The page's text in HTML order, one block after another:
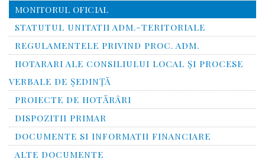
MONITORUL OFICIAL
STATUTUL UNITATII ADM.-TERITORIALE
REGULAMENTELE PRIVIND PROC. ADM.
HOTARARI ALE CONSILIULUI LOCAL ȘI PROCESE
VERBALE DE ȘEDINȚĂ
PROIECTE DE HOTĂRÂRI
DISPOZITII PRIMAR
DOCUMENTE SI INFORMATII FINANCIARE
ALTE DOCUMENTE